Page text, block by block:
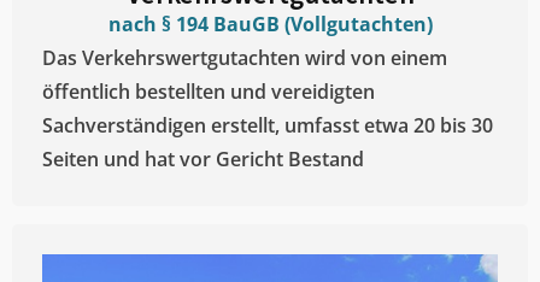
nach § 194 BauGB (Vollgutachten)
Das Verkehrswertgutachten wird von einem
öffentlich bestellten und vereidigten
Sachverständigen erstellt, umfasst etwa 20 bis 30
Seiten und hat vor Gericht Bestand